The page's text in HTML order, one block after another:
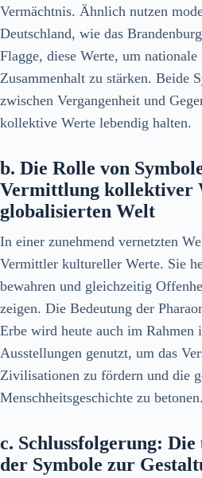
Vermächtnis. Ähnlich nutzen
Deutschland, wie das
Flagge, diese Werte, um
Zusammenhalt zu stärken. Beide
zwischen Vergangenheit und
kollektive Werte lebendig halten.
b. Die Rolle von
Vermittlung kollektiver
globalisierten Welt
In einer zunehmend vernetzten
Vermittler kultureller Werte. Sie
bewahren und gleichzeitig
zeigen. Die Bedeutung der
Erbe wird heute auch im Rahmen
Ausstellungen genutzt, um das
Zivilisationen zu fördern und die
Menschheitsgeschichte zu betonen.
c. Schlussfolgerung:
der Symbole zur